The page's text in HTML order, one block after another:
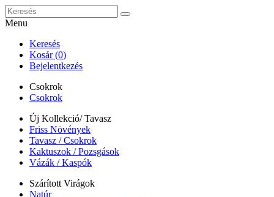
Menu
Keresés
Kosár (0)
Bejelentkezés
Csokrok
Csokrok
Új Kollekció/ Tavasz
Friss Növények
Tavasz / Csokrok
Kaktuszok / Pozsgások
Vázák / Kaspók
Szárított Virágok
Natúr